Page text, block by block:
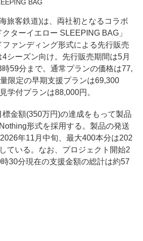
BAG
旅客鉄道)は、両社初となるコラボ
ターイエロー SLEEPING BAG」
ァンディング形式による先行販売
シーズン向け。先行販売期間は5月
59分まで。通常プランの価格は77,
限定の早期支援プランは69,300
学付プランは88,000円。
金額(350万円)の達成をもって製品
形式を採用する。製品の発送
年11月中旬、最大400本分は202
ている。なお、プロジェクト開始2
30分現在の支援金額の総計は約57